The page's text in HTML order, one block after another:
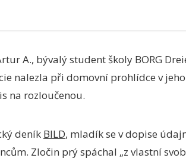
A., bývalý student školy BORG
nalezla při domovní prohlídce v
na rozloučenou.
deník BILD, mladík se v dopise
Zločin prý spáchal „z vlastní